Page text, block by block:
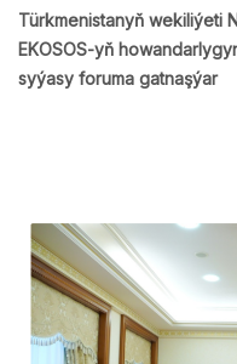
Türkmenistanyň wekiliýeti
EKOSOS-yň
syýasy foruma gatnaşýar